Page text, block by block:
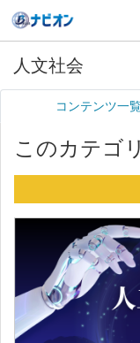
人文社会
コンテンツ一
このカテゴ